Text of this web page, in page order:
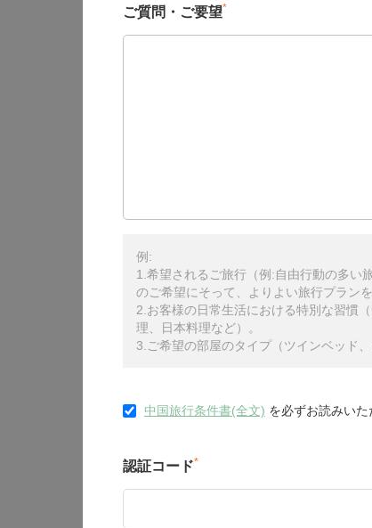
ご質問・ご要望*
例:
1.希望されるご旅行（例:自由行動の多い
のご希望にそって、よりよい旅行プラン
2.お客様の日常生活における特別な習慣
理、日本料理など）。
3.ご希望の部屋のタイプ（ツインベッド
中国旅行条件書(全文) を必ずお読みいた
認証コード*